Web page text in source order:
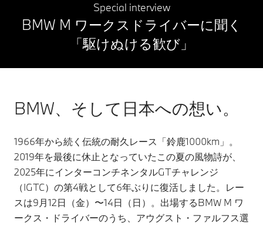
Special interview
BMW M ワークスドライバーに聞く
「駆けぬける歓び」
BMW、そして日本への想い。
1966年から続く伝統の耐久レース「鈴鹿1000km」。
2019年を最後に休止となっていたこの夏の風物詩が、
2025年にインターコンチネンタルGTチャレンジ
（IGTC）の第4戦として6年ぶりに復活しました。レー
スは9月12日（金）〜14日（日）。出場するBMW M ワ
ークス・ドライバーのうち、アウグスト・ファルフス選